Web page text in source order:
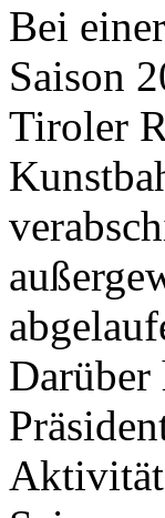
Bei
Saison
Tiroler
Darüber